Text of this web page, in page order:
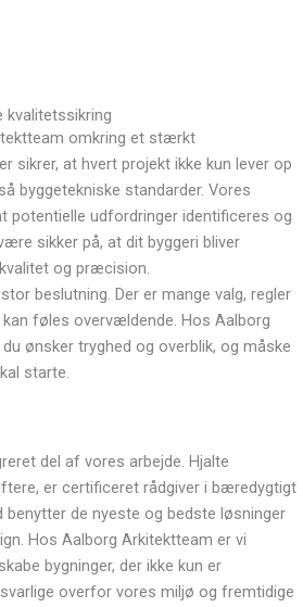
kvalitetssikring
omkring et stærkt
sikrer, at hvert projekt ikke kun lever op
byggetekniske standarder. Vores
potentielle udfordringer identificeres og
sikker på, at dit byggeri bliver
og præcision.
beslutning. Der er mange valg, regler
føles overvældende. Hos Aalborg
ønsker tryghed og overblik, og måske
starte.
del af vores arbejde. Hjalte
er certificeret rådgiver i bæredygtigt
benytter de nyeste og bedste løsninger
Hos Aalborg Arkitektteam er vi
bygninger, der ikke kun er
overfor vores miljø og fremtidige